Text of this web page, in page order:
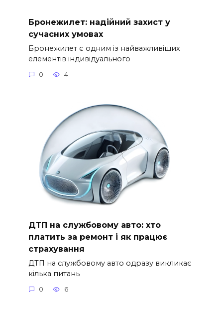
Бронежилет: надійний захист у
сучасних умовах
Бронежилет є одним із найважливіших
елементів індивідуального
0 4
ДТП на службовому авто: хто
платить за ремонт і як працює
страхування
ДТП на службовому авто одразу викликає
кілька питань
0 6